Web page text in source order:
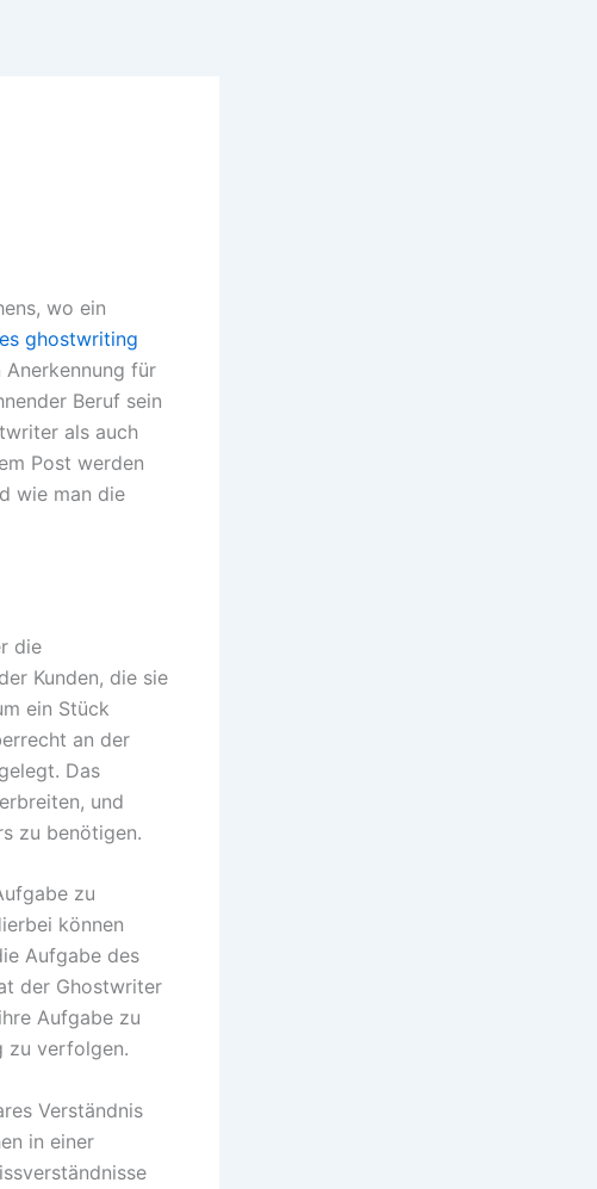
wo ein
ghostwriting
für
Beruf sein
als auch
Post werden
wie man die
die
Kunden, die sie
ein Stück
an der
Das
und
zu benötigen.
zu
können
Aufgabe des
der Ghostwriter
Aufgabe zu
zu verfolgen.
Verständnis
in einer